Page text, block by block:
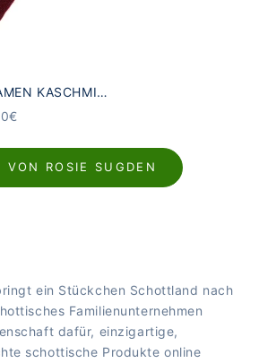
KASCHMIR
| MADE
VON ROSIE SUGDEN
ein Stückchen Schottland nach
Familienunternehmen
dafür, einzigartige,
schottische Produkte online